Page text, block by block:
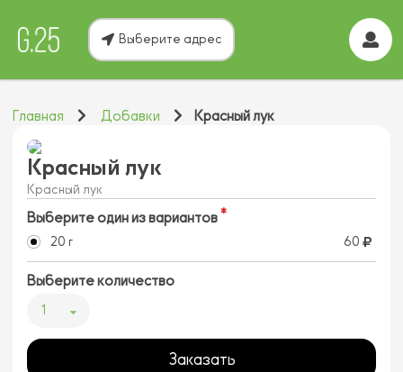
Выберите адрес
Главная Добавки Красный лук
Красный лук
Красный лук
Выберите один из вариантов
20 г 60
Выберите количество
1
Заказать